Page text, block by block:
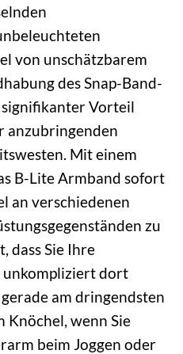
von unschätzbarem
des Snap-Band-
Vorteil
anzubringenden
Mit einem
B-Lite Armband sofort
an verschiedenen
zu
dass Sie Ihre
unkompliziert dort
am dringendsten
Knöchel, wenn Sie
beim Joggen oder